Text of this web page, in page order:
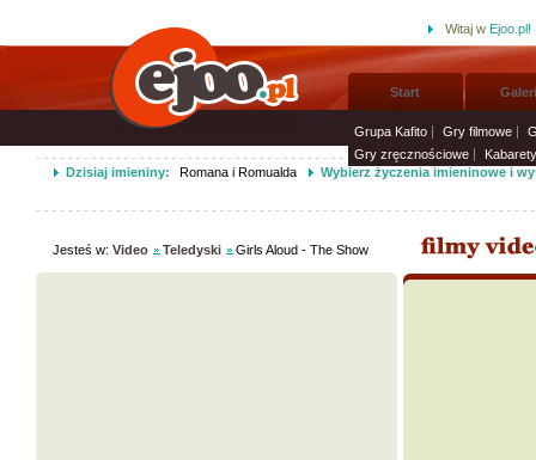
Witaj w Ejoo.pl!
Start
Grupa Kafito Gry filmowe
Gry zręcznościowe
Kabarety
Dzisiaj imieniny:
Romana i Romualda Wybierz życzenia imieninowe i
Jesteś w:Video Teledyski Girls Aloud - The Show